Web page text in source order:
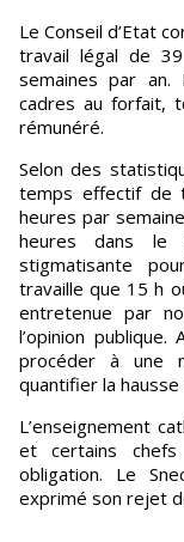
Le Conseil d’Etat
travail légal de
semaines par an.
cadres au forfait,
rémunéré.
Selon des
temps effectif de
heures par
heures dans le
stigmatisante
travaille que 15 h
entretenue par
l’opinion
procéder à une
quantifier la
L’enseignement
et certains chefs
obligation. Le
exprimé son rejet